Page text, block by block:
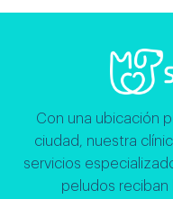
Con una ubicación
ciudad, nuestra
servicios
peludos reciban